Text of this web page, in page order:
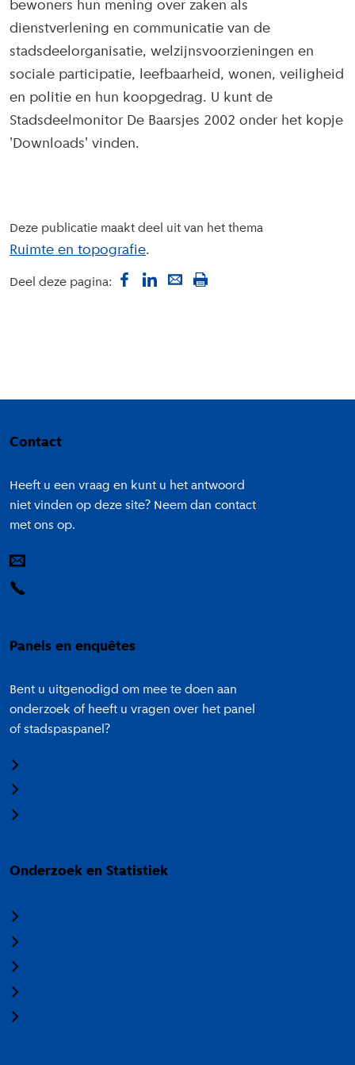
bewoners hun mening over zaken als
dienstverlening en communicatie van de
stadsdeelorganisatie, welzijnsvoorzieningen en
sociale participatie, leefbaarheid, wonen, veiligheid
en politie en hun koopgedrag. U kunt de
Stadsdeelmonitor De Baarsjes 2002 onder het kopje
'Downloads' vinden.
Deze publicatie maakt deel uit van het thema
Ruimte en topografie
Deel deze pagina:
Contact
Heeft u een vraag en kunt u het antwoord
niet vinden op deze site? Neem dan contact
met ons op.
Panels en enquêtes
Bent u uitgenodigd om mee te doen aan
onderzoek of heeft u vragen over het panel
of stadspaspanel?
Onderzoek en Statistiek